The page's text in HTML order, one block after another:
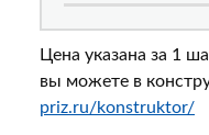
Цена указана за 1
вы можете в
priz.ru/konstruktor/